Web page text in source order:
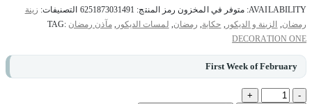
AVAILABILITY: متوفر في المخزون رمز المنتج: 6251873031491 التصنيفات: زينة
رمضان, الزينة و الديكور, حكاية, رمضان, لمسات الديكور,مآذن رمضان TAG:
DECORATION ONE
First Week of February
-
+